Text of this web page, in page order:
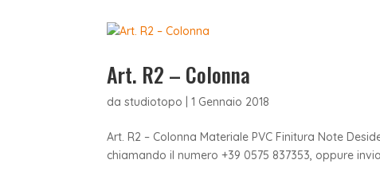
Art. R2 – Colonna
dastudiotopo |1 Gennaio 2018
Art. R2 – Colonna Materiale PVC Finitura Note
chiamando il numero +39 0575 837353, oppure